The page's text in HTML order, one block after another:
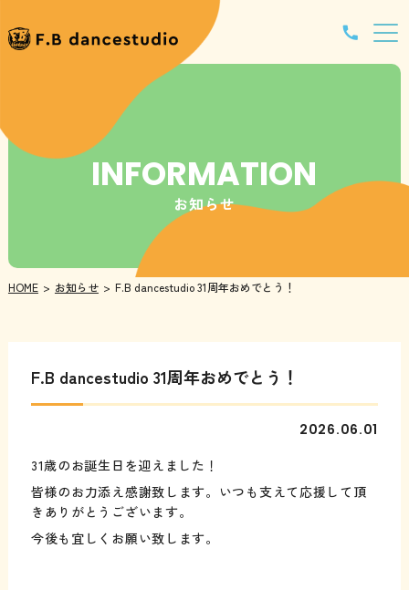
INFORMATION
お知らせ
HOME お知らせ F.B dancestudio 31周年おめでとう！
F.B dancestudio 31周年おめでとう！
2026.06.01
31歳のお誕生日を迎えました！
皆様のお力添え感謝致します。いつも支えて応援して頂
きありがとうございます。
今後も宜しくお願い致します。